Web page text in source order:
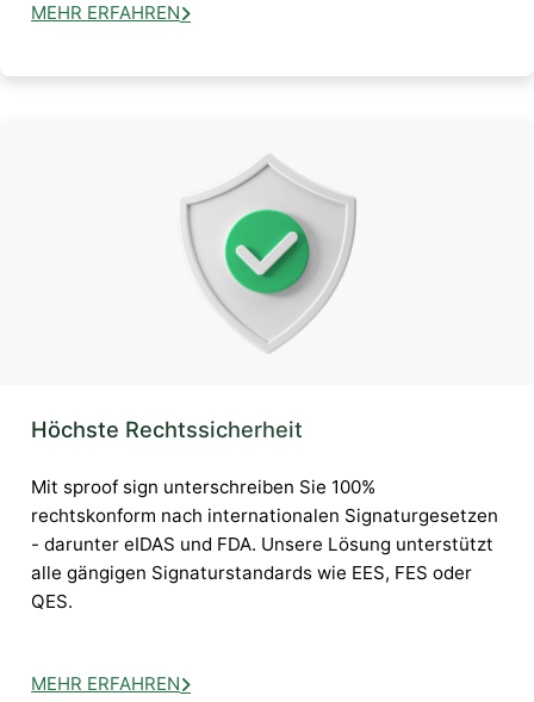
MEHR ERFAHREN
Höchste Rechtssicherheit
Mit sproof sign unterschreiben Sie 100%
rechtskonform nach internationalen Signaturgesetzen
- darunter eIDAS und FDA. Unsere Lösung unterstützt
alle gängigen Signaturstandards wie EES, FES oder
QES.
MEHR ERFAHREN